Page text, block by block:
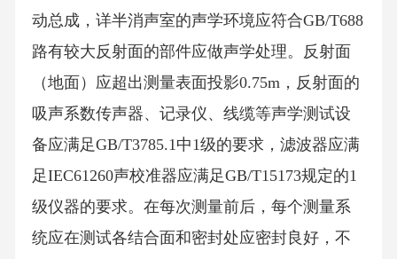
动总成，详半消声室的声学环境应符合GB/T688
路有较大反射面的部件应做声学处理。反射面
（地面）应超出测量表面投影0.75m，反射面的
吸声系数传声器、记录仪、线缆等声学测试设
备应满足GB/T3785.1中1级的要求，滤波器应满
足IEC61260声校准器应满足GB/T15173规定的1
级仪器的要求。在每次测量前后，每个测量系
统应在测试各结合面和密封处应密封良好，不